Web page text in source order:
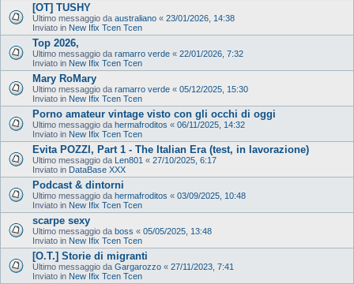
[OT] TUSHY
Ultimo messaggio da australiano « 23/01/2026, 14:38
Inviato in New Ifix Tcen Tcen
Top 2026,
Ultimo messaggio da ramarro verde « 22/01/2026, 7:32
Inviato in New Ifix Tcen Tcen
Mary RoMary
Ultimo messaggio da ramarro verde « 05/12/2025, 15:30
Inviato in New Ifix Tcen Tcen
Porno amateur vintage visto con gli occhi di oggi
Ultimo messaggio da hermafroditos « 06/11/2025, 14:32
Inviato in New Ifix Tcen Tcen
Evita POZZI, Part 1 - The Italian Era (test, in lavorazione)
Ultimo messaggio da Len801 « 27/10/2025, 6:17
Inviato in DataBase XXX
Podcast & dintorni
Ultimo messaggio da hermafroditos « 03/09/2025, 10:48
Inviato in New Ifix Tcen Tcen
scarpe sexy
Ultimo messaggio da boss « 05/05/2025, 13:48
Inviato in New Ifix Tcen Tcen
[O.T.] Storie di migranti
Ultimo messaggio da Gargarozzo « 27/11/2023, 7:41
Inviato in New Ifix Tcen Tcen